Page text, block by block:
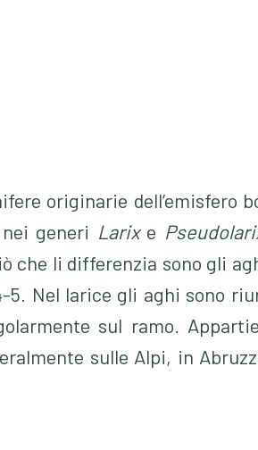
originarie dell’emisfero
generi Larixe
che li differenzia sono gli
5. Nel larice gli aghi sono
sul ramo.
sulle Alpi, in